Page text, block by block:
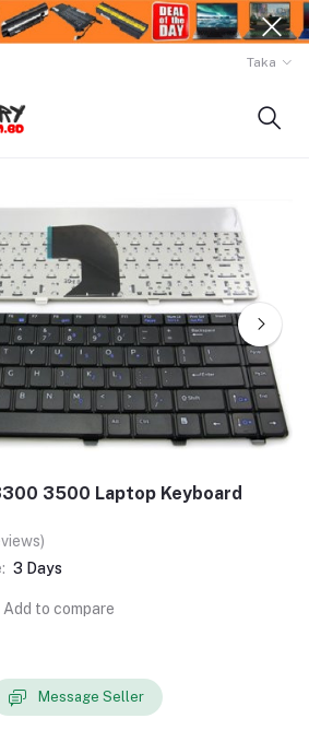
Taka
3500 Laptop Keyboard
3 Days
Add to compare
Message Seller